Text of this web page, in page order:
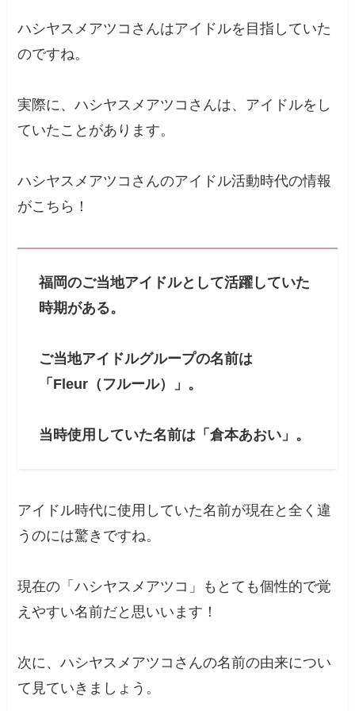
ハシヤスメアツコさんはアイドルを目指していた
のですね。
実際に、ハシヤスメアツコさんは、アイドルをし
ていたことがあります。
ハシヤスメアツコさんのアイドル活動時代の情報
がこちら！
福岡のご当地アイドルとして活躍していた
時期がある。
ご当地アイドルグループの名前は
「Fleur（フルール）」。
当時使用していた名前は「倉本あおい」。
アイドル時代に使用していた名前が現在と全く違
うのには驚きですね。
現在の「ハシヤスメアツコ」もとても個性的で覚
えやすい名前だと思いいます！
次に、ハシヤスメアツコさんの名前の由来につい
て見ていきましょう。